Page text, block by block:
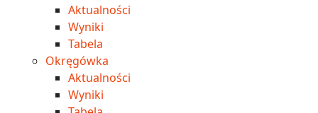
Aktualności
Wyniki
Tabela
Okręgówka
Aktualności
Wyniki